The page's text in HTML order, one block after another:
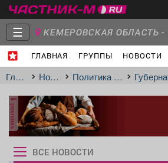
☰ КЕМЕРОВСКАЯ ОБЛАСТЬ -
ГЛАВНАЯ ГРУППЫ НОВОСТИ
Главная
Объявления Недвижимость
Главная Новости Политика и власть
реклама
Рукбрики
новостей
ВСЕ НОВОСТИ